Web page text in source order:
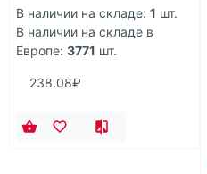
В наличии на складе: 1 шт.
В наличии на складе в
Европе: 3771 шт.
238.08₽